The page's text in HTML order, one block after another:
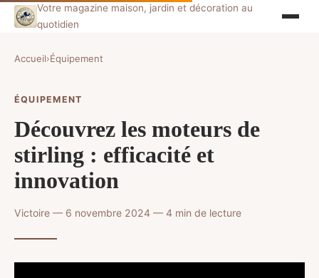
Votre magazine maison, jardin et décoration au
quotidien
Accueil›Équipement
ÉQUIPEMENT
Découvrez les moteurs de
stirling : efficacité et
innovation
Victoire — 6 novembre 2024 — 4 min de lecture